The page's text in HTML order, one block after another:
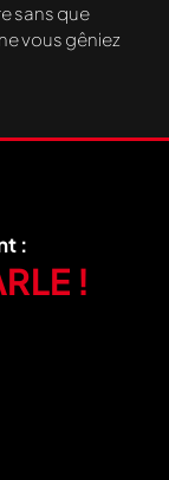
sans que
vous gêniez
:
!